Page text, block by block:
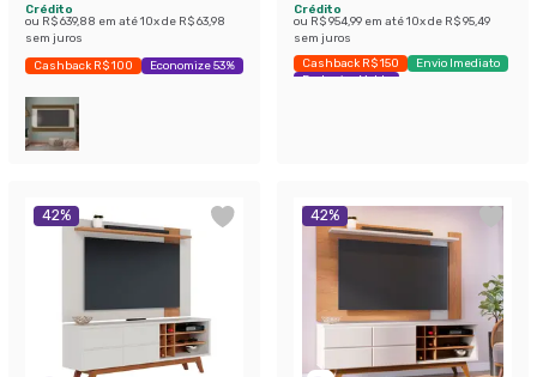
Crédito
ou R$ 639,88 em até10x de R$ 63,98
sem juros
Cashback R$ 100 Economize 53%
Crédito
ou R$ 954,99 em até10x de R$ 95,49
sem juros
Cashback R$ 150
Envio Imediato
Exclusivo Mobly
42% 42%